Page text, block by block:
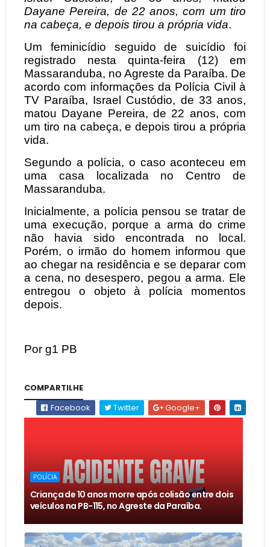
Dayane Pereira, de 22 anos, com um tiro
na cabeça, e depois tirou a própria vida.
Um feminicídio seguido de suicídio foi
registrado nesta quinta-feira (12) em
Massaranduba, no Agreste da Paraíba. De
acordo com informações da Polícia Civil à
TV Paraíba, Israel Custódio, de 33 anos,
matou Dayane Pereira, de 22 anos, com
um tiro na cabeça, e depois tirou a própria
vida.
Segundo a polícia, o caso aconteceu em
uma casa localizada no Centro de
Massaranduba.
Inicialmente, a polícia pensou se tratar de
uma execução, porque a arma do crime
não havia sido encontrada no local.
Porém, o irmão do homem informou que
ao chegar na residência e se deparar com
a cena, no desespero, pegou a arma. Ele
entregou o objeto à polícia momentos
depois.
Por g1 PB
COMPARTILHE
Facebook
Twitter Google+
POLÍCIA
Criança de 10 anos morre após colisão entre dois
veículos na PB-115, no Agreste da Paraíba.